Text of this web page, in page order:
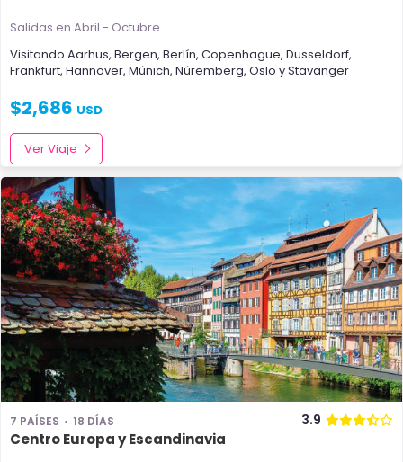
Salidas en Abril - Octubre
Visitando Aarhus, Bergen, Berlín, Copenhague, Dusseldorf,
Frankfurt, Hannover, Múnich, Núremberg, Oslo yStavanger
$2,686 USD
Ver Viaje
7 PAÍSES 18 DÍAS 3.9
Centro Europa y Escandinavia